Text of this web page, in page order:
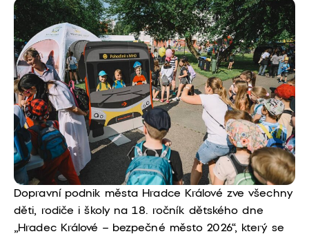
Dopravní podnik města Hradce Králové zve všechny
děti, rodiče i školy na 18. ročník dětského dne
„Hradec Králové – bezpečné město 2026“, který se